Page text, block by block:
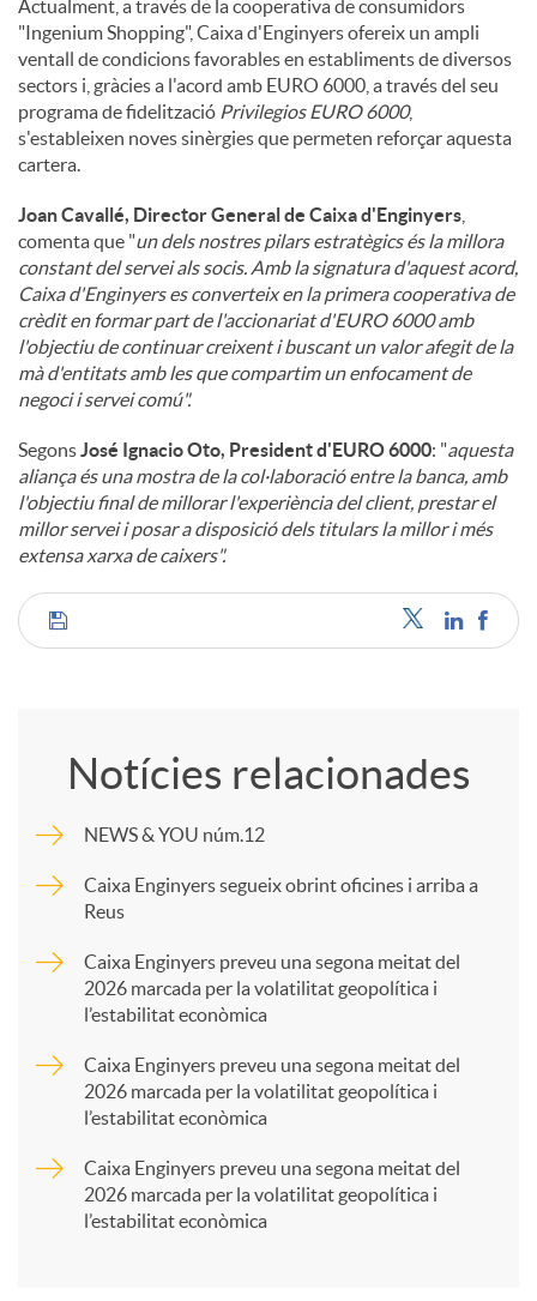
Actualment, a través de la cooperativa de consumidors
"Ingenium Shopping", Caixa d'Enginyers ofereix un ampli
ventall de condicions favorables en establiments de diversos
sectors i, gràcies a l'acord amb EURO 6000, a través del seu
programa de fidelització Privilegios EURO 6000,
s'estableixen noves sinèrgies que permeten reforçar aquesta
cartera.
Joan Cavallé, Director General de Caixa d'Enginyers
comenta que "un dels nostres pilars estratègics és la millora
constant del servei als socis. Amb la signatura d'aquest acord,
Caixa d'Enginyers es converteix en la primera cooperativa de
crèdit en formar part de l'accionariat d'EURO 6000 amb
l'objectiu de continuar creixent i buscant un valor afegit de la
mà d'entitats amb les que compartim un enfocament de
negoci i servei comú".
SegonsJosé Ignacio Oto, President d'EURO 6000: "aquesta
aliança és una mostra de la col·laboració entre la banca, amb
l'objectiu final de millorar l'experiència del client, prestar el
millor servei i posar a disposició dels titulars la millor i més
extensa xarxa de caixers".
C
m
p
a
Notícies relacionades
NEWS & YOU núm.12
Caixa Enginyers segueix obrint oficines i arriba a
Reus
Caixa Enginyers preveu una segona meitat del
2026 marcada per la volatilitat geopolítica i
l’estabilitat econòmica
Caixa Enginyers preveu una segona meitat del
2026 marcada per la volatilitat geopolítica i
l’estabilitat econòmica
Caixa Enginyers preveu una segona meitat del
2026 marcada per la volatilitat geopolítica i
l’estabilitat econòmica